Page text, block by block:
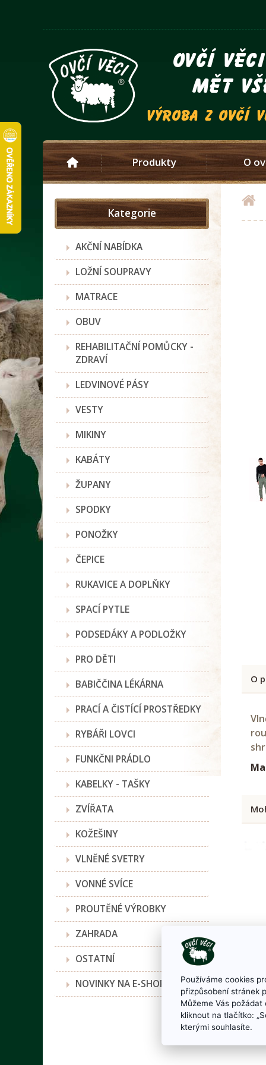
ovčí
mět
výroba z ovčí
Produkty O
Kategorie
AKČNÍ NABÍDKA
LOŽNÍ SOUPRAVY
MATRACE
OBUV
REHABILITAČNÍ POMŮCKY -
ZDRAVÍ
LEDVINOVÉ PÁSY
VESTY
MIKINY
KABÁTY
ŽUPANY
SPODKY
PONOŽKY
ČEPICE
RUKAVICE A DOPLŇKY
SPACÍ PYTLE
PODSEDÁKY A PODLOŽKY
PRO DĚTI
BABIČČINA LÉKÁRNA
PRACÍ A ČISTÍCÍ PROSTŘEDKY
RYBÁŘI LOVCI
FUNKČNI PRÁDLO
KABELKY - TAŠKY
ZVÍŘATA
KOŽEŠINY
VLNĚNÉ SVETRY
VONNÉ SVÍCE
PROUTĚNÉ VÝROBKY
ZAHRADA
OSTATNÍ
NOVINKY NA E-SHOPU
O
Používáme cookies
přizpůsobení stránek
Můžeme Vás
kliknout na tlačítko:
kterými souhlasíte.